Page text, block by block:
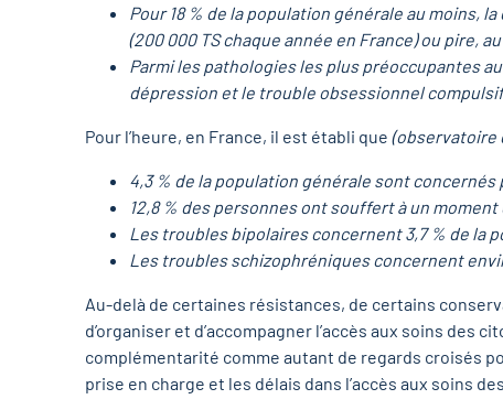
Pour 18 % de la population générale au moins, la
(200 000 TS chaque année en France) ou pire, au
Parmi les pathologies les plus préoccupantes
dépression et le trouble obsessionnel compulsif
Pour l’heure, en France, il est établi que(observatoire
4,3 % de la population générale sont
12,8 % des personnes ont souffert à un
Les troublesbipolairesconcernent 3,7 % de la
Les troubles schizophréniques concernent
Au-delà de certaines résistances, de certains
d’organiser et d’accompagner l’accès aux soins des
complémentarité comme autant de regards croisés
prise en charge et les délais dans l’accès aux soins